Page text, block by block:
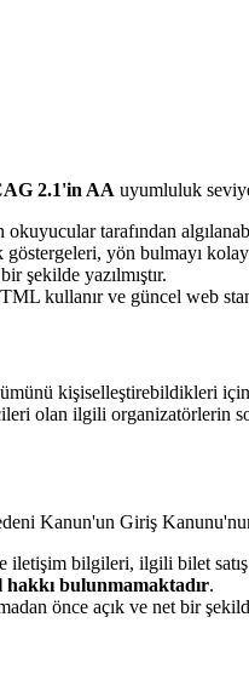
2.1'in AA uyumluluk
tarafından
yön bulmayı
şekilde yazılmıştır.
kullanır ve güncel web
kişiselleştirebildikleri
olan ilgili organizatörlerin
Kanun'un Giriş
bilgileri, ilgili bilet satış
hakkı bulunmamaktadır.
önce açık ve net bir